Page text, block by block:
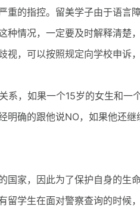
的指控。留美学子由于语言
种情况，一定要及时解释清楚
视，可以按照规定向学校申诉
，如果一个15岁的女生和一个
明确的跟他说NO，如果他还
家，因此为了保护自身的生
留学生在面对警察查询的时候